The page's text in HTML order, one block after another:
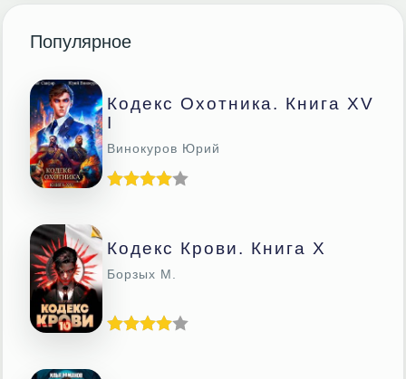
Популярное
Кодекс Охотника. Книга XV
I
Винокуров Юрий
Кодекс Крови. Книга Х
Борзых М.